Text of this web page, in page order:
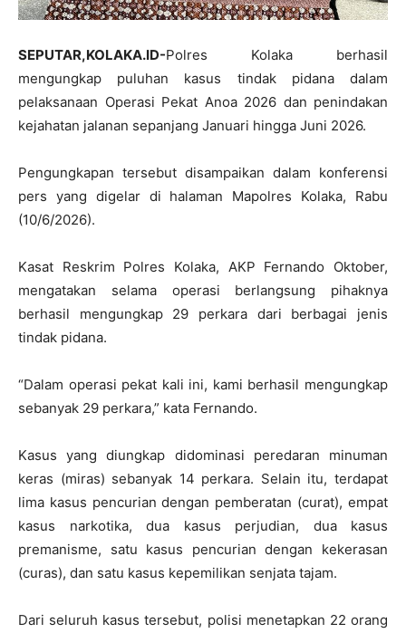
SEPUTAR,KOLAKA.ID-Polres Kolaka berhasil
mengungkap puluhan kasus tindak pidana dalam
pelaksanaan Operasi Pekat Anoa 2026 dan penindakan
kejahatan jalanan sepanjang Januari hingga Juni 2026.
Pengungkapan tersebut disampaikan dalam konferensi
pers yang digelar di halaman Mapolres Kolaka, Rabu
(10/6/2026).
Kasat Reskrim Polres Kolaka, AKP Fernando Oktober,
mengatakan selama operasi berlangsung pihaknya
berhasil mengungkap 29 perkara dari berbagai jenis
tindak pidana.
“Dalam operasi pekat kali ini, kami berhasil mengungkap
sebanyak 29 perkara,” kata Fernando.
Kasus yang diungkap didominasi peredaran minuman
keras (miras) sebanyak 14 perkara. Selain itu, terdapat
lima kasus pencurian dengan pemberatan (curat), empat
kasus narkotika, dua kasus perjudian, dua kasus
premanisme, satu kasus pencurian dengan kekerasan
(curas), dan satu kasus kepemilikan senjata tajam.
Dari seluruh kasus tersebut, polisi menetapkan 22 orang